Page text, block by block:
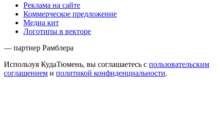
Реклама на сайте
Коммерческое предложение
Медиа кит
Логотипы в векторе
— партнер Рамблера
Используя КудаТюмень, вы соглашаетесь с пользовательским
соглашением и политикой конфиденциальности.